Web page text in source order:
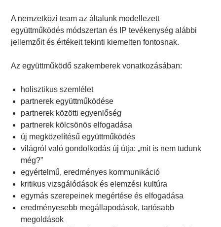
A nemzetközi team az általunk modellezett
együttműködés módszertan és IP tevékenység alábbi
jellemzőit és értékeit tekinti kiemelten fontosnak.
Az együttműködő szakemberek vonatkozásában:
holisztikus szemlélet
partnerek együttműködése
partnerek közötti egyenlőség
partnerek kölcsönös elfogadása
új megközelítésű együttműködés
világról való gondolkodás új útja: „mit is nem tudunk
még?”
egyértelmű, eredményes kommunikáció
kritikus vizsgálódások és elemzési kultúra
egymás szerepeinek megértése és elfogadása
eredményesebb megállapodások, tartósabb
megoldások